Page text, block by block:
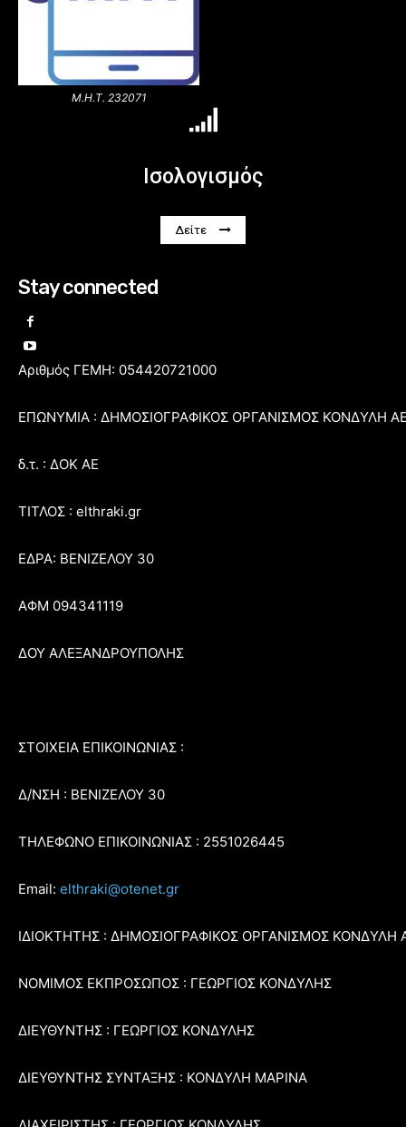
Μ.Η.Τ. 232071
Ισολογισμός
Δείτε
Stay connected
Αριθμός ΓΕΜΗ: 054420721000
ΕΠΩΝΥΜΙΑ : ΔΗΜΟΣΙΟΓΡΑΦΙΚΟΣ ΟΡΓΑΝΙΣΜΟΣ ΚΟΝΔΥΛΗ
δ.τ. : ΔΟΚ ΑΕ
ΤΙΤΛΟΣ : elthraki.gr
ΕΔΡΑ: ΒΕΝΙΖΕΛΟΥ 30
ΑΦΜ 094341119
ΔΟΥ ΑΛΕΞΑΝΔΡΟΥΠΟΛΗΣ
ΣΤΟΙΧΕΙΑ ΕΠΙΚΟΙΝΩΝΙΑΣ :
Δ/ΝΣΗ : ΒΕΝΙΖΕΛΟΥ 30
ΤΗΛΕΦΩΝΟ ΕΠΙΚΟΙΝΩΝΙΑΣ : 2551026445
Email: elthraki@otenet.gr
ΙΔΙΟΚΤΗΤΗΣ : ΔΗΜΟΣΙΟΓΡΑΦΙΚΟΣ ΟΡΓΑΝΙΣΜΟΣ ΚΟΝΔΥΛΗ
ΝΟΜΙΜΟΣ ΕΚΠΡΟΣΩΠΟΣ : ΓΕΩΡΓΙΟΣ ΚΟΝΔΥΛΗΣ
ΔΙΕΥΘΥΝΤΗΣ : ΓΕΩΡΓΙΟΣ ΚΟΝΔΥΛΗΣ
ΔΙΕΥΘΥΝΤΗΣ ΣΥΝΤΑΞΗΣ : ΚΟΝΔΥΛΗ ΜΑΡΙΝΑ